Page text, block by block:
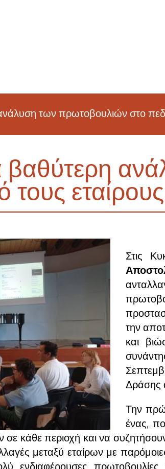
των πρωτοβουλιών στο
βαθύτερη
εταίρους
Στις
την
και
Δράσης
Την
ένας,
κάθε περιοχή και να
μεταξύ εταίρων με
ενδιαφέρουσες